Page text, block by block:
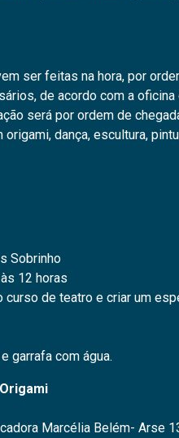
ser feitas na hora, por
de acordo com a
será por ordem de
dança, escultura,
Sobrinho
12 horas
curso de teatro e criar um
garrafa com água.
Marcélia Belém- Arse